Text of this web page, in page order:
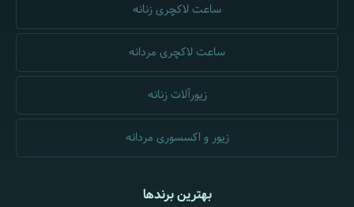
ساعت لاکچری زنانه
ساعت لاکچری مردانه
زیورآلات زنانه
زیور و اکسسوری مردانه
بهترین برندها